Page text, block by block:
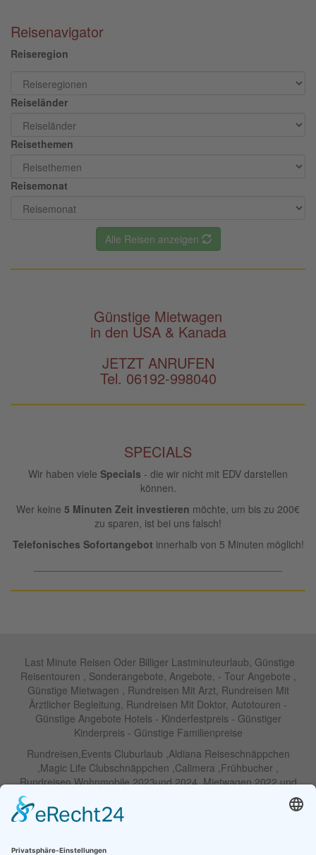
Reisenavigator
Reiseregion
Reiseländer
Reisethemen
Reisemonat
Alle Reisen anzeigen
Günstige Mietwagen
in den USA & Kanada
JETZT ANRUFEN
Tel. 06192-998040
SPECIALS
Wir haben viele Specials - die wir nicht mit EDV darstellen
können.
Wer keine 5 Minuten Zeit investieren möchte, um bis zu 200€
zu sparen, ist bei uns falsch!
Telefonisches Sofortangebot innerhalb von 5 Minuten möglich!
Last Minute Reisen Oder Billiger Lastminuteurlaub, Günstige
Reisentouren , Sonderangebote, Angebote, - Tour Angebote ,
Günstige Mietwagen , Rundreisen Mit Arzt, Rundreisen Mit
Ärztlicher Begleitung, Rundreisen Mit Doktor, Autotouren -
Günstige Angebote Hotels - Kinderfestpreis - Günstiger
Kinderpreis - Günstige Familienpreise
Rundreisen,Events Cluburlaub ,Aldiana Reiseschnäppchen
,Magic Life Clubschnäppchen ,Calimera ,Frühbucher ,
Rundreisen Wohnmobile 2023und 2024 ,Mietwagen 2022 und
Weihnachtreisen 2022 und 2023 , Silvesterreisen 2022 und 2032,
Namibia, Wohnmobile , Billige Angebote, Touren,Angebote Für
Mietwagentouren , Billige Lastminute Angebote Für